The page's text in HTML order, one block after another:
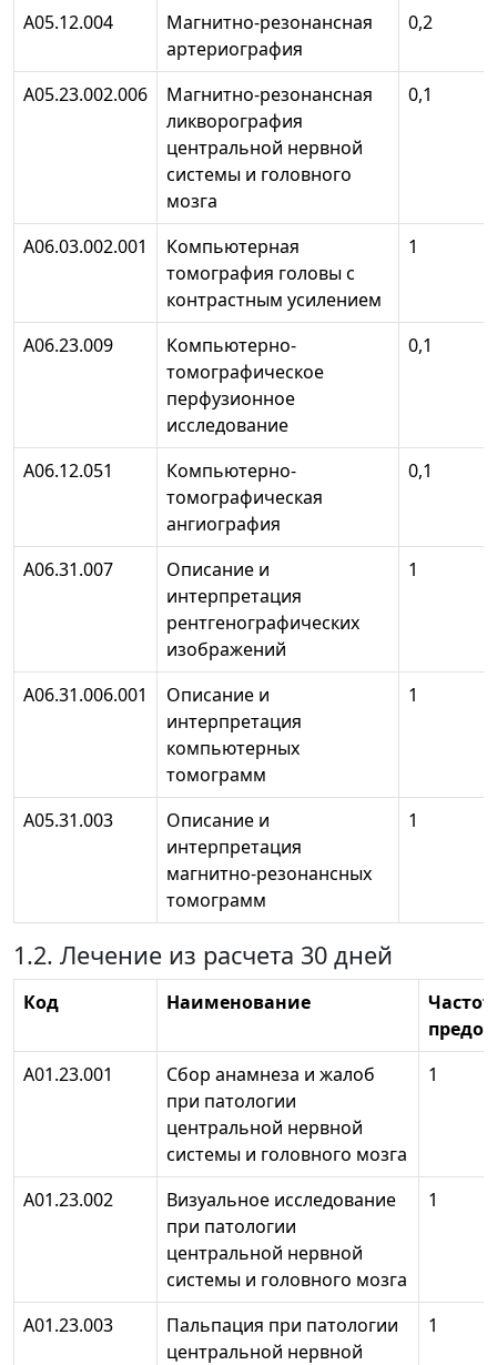
А05.12.004
Магнитно-резонансная
артериография
0,2
А05.23.002.006
Магнитно-резонансная
ликворография
центральной нервной
системы и головного
мозга
0,1
А06.03.002.001
Компьютерная
томография головы с
контрастным усилением
1
А06.23.009
Компьютерно-
томографическое
перфузионное
исследование
0,1
А06.12.051
Компьютерно-
томографическая
ангиография
0,1
А06.31.007
Описание и
интерпретация
рентгенографических
изображений
1
А06.31.006.001
Описание и
интерпретация
компьютерных
томограмм
1
А05.31.003
Описание и
интерпретация
магнитно-резонансных
томограмм
1
1.2. Лечение из расчета 30 дней
Код Наименование
А01.23.001
Сбор анамнеза и жалоб
при патологии
центральной нервной
системы и головного мозга
1
А01.23.002
Визуальное исследование
при патологии
центральной нервной
системы и головного мозга
1
А01.23.003
Пальпация при патологии
центральной нервной
1